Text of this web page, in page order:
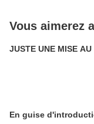
Vous aimerez
JUSTE UNE MISE AU
En guise